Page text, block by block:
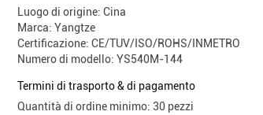
Luogo di origine: Cina
Marca: Yangtze
Certificazione: CE/TUV/ISO/ROHS/INMETRO
Numero di modello: YS540M-144
Termini di trasporto & di pagamento
Quantità di ordine minimo: 30 pezzi